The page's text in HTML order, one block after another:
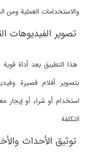
والاستخدامات العملية ومن
تصوير الفيديوهات
هذا التطبيق بعد أداة
بتصوير أفلام قصيرة
استخدام أو شراء أو إيجار
التكلفة
توثيق الأحداث